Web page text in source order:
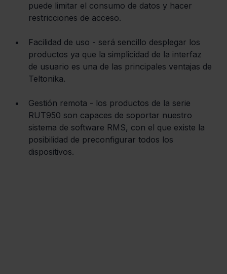
puede limitar el consumo de datos y hacer
restricciones de acceso.
Facilidad de uso - será sencillo desplegar los
productos ya que la simplicidad de la interfaz
de usuario es una de las principales ventajas de
Teltonika.
Gestión remota - los productos de la serie
RUT950 son capaces de soportar nuestro
sistema de software RMS, con el que existe la
posibilidad de preconfigurar todos los
dispositivos.